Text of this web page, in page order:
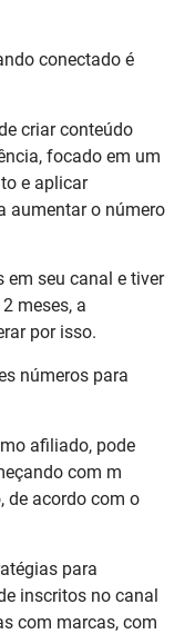
conectado é
criar conteúdo
focado em um
e aplicar
aumentar o número
em seu canal e tiver
meses, a
por isso.
números para
afiliado, pode
com m
de acordo com o
para
inscritos no canal
com marcas, com